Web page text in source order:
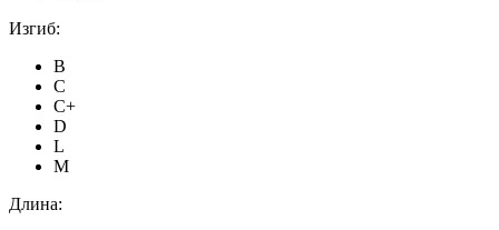
Изгиб:
B
C
C+
D
L
M
Длина: